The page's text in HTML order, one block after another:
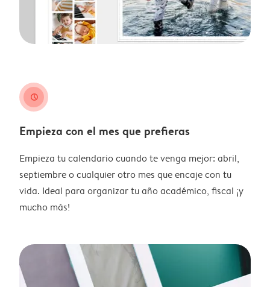
clock
Empieza con el mes que prefieras
Empieza tu calendario cuando te venga mejor: abril,
septiembre o cualquier otro mes que encaje con tu
vida. Ideal para organizar tu año académico, fiscal ¡y
mucho más!